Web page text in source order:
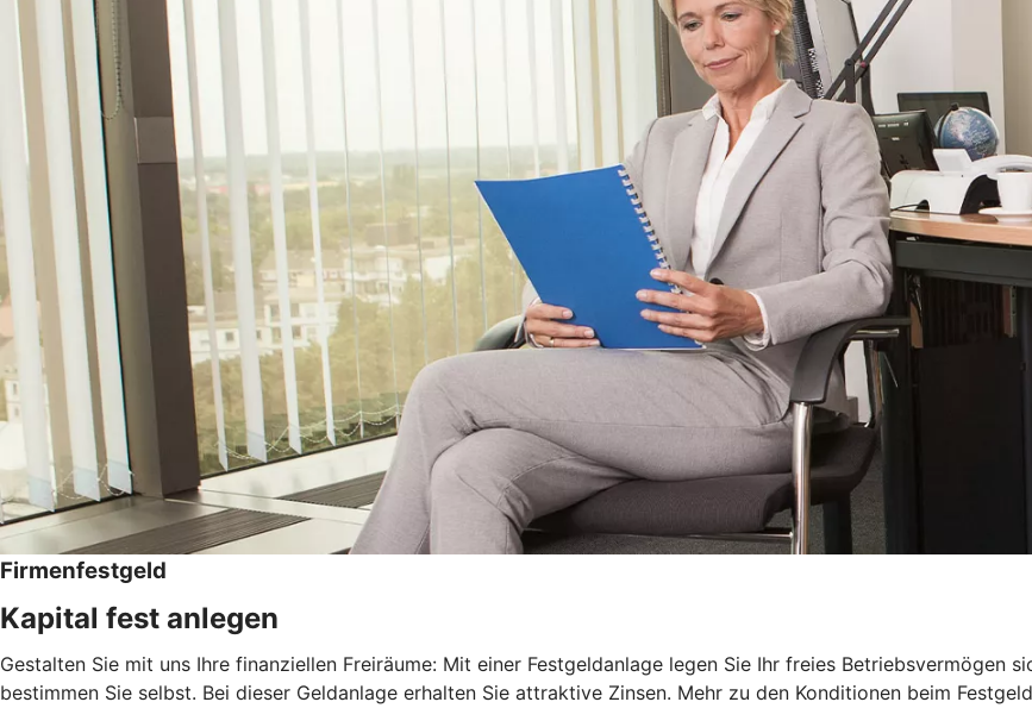
Firmenfestgeld
Kapital fest anlegen
Gestalten Sie mit uns Ihre finanziellen Freiräume: Mit einer Festgeldanlage legen Sie Ihr freies Betriebsvermögen
bestimmen Sie selbst. Bei dieser Geldanlage erhalten Sie attraktive Zinsen. Mehr zu den Konditionen beim